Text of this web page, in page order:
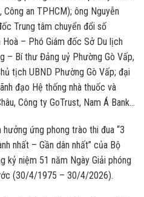
an TPHCM); ông Nguyễn
Trung tâm chuyển đổi số
– Phó Giám đốc Sở Du lịch
– Bí thư Đảng uỷ Phường Gò Vấp,
tịch UBND Phường Gò Vấp; đại
đạo Hệ thống nhà thuốc và
Công ty GoTrust, Nam Á Bank…
ứng phong trào thi đua “3
nhất – Gần dân nhất” của Bộ
kỷ niệm 51 năm Ngày Giải phóng
(30/4/1975 – 30/4/2026).